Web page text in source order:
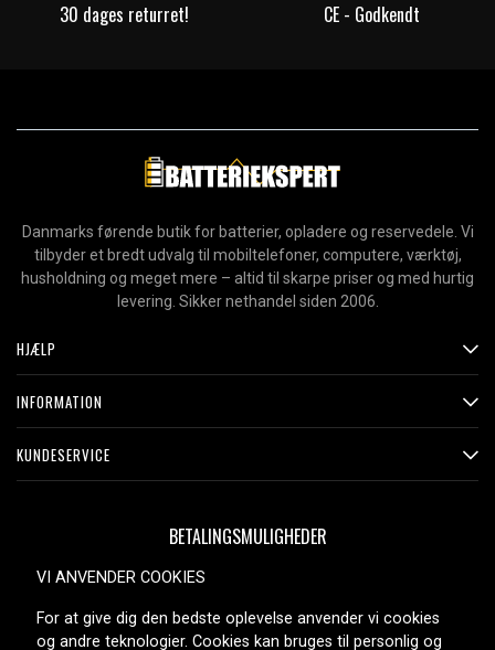
30 dages returret! CE - Godkendt
Danmarks førende butik for batterier, opladere og reservedele. Vi
tilbyder et bredt udvalg til mobiltelefoner, computere, værktøj,
husholdning og meget mere – altid til skarpe priser og med hurtig
levering. Sikker nethandel siden 2006.
HJÆLP
INFORMATION
KUNDESERVICE
BETALINGSMULIGHEDER
LEVERINGSMULIGHEDER
VI ANVENDER COOKIES
For at give dig den bedste oplevelse anvender vi cookies
og andre teknologier. Cookies kan bruges til personlig og